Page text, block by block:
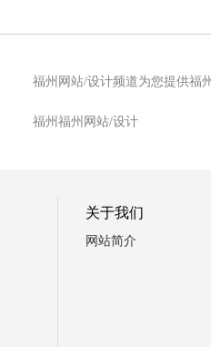
福州网站/设计频道为您提供福
福州福州网站/设计
关于我们
网站简介